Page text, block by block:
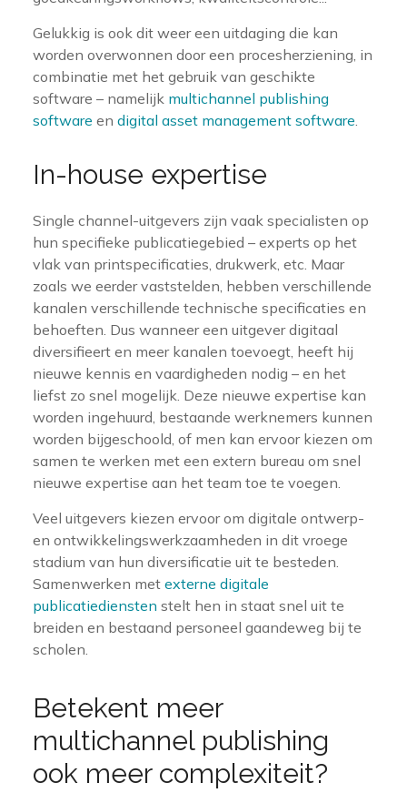
Gelukkig is ook dit weer een uitdaging die kan
worden overwonnen door een procesherziening, in
combinatie met het gebruik van geschikte
software – namelijk multichannel publishing
software en digital asset management software
In-house expertise
Single channel-uitgevers zijn vaak specialisten op
hun specifieke publicatiegebied – experts op het
vlak van printspecificaties, drukwerk, etc. Maar
zoals we eerder vaststelden, hebben verschillende
kanalen verschillende technische specificaties en
behoeften. Dus wanneer een uitgever digitaal
diversifieert en meer kanalen toevoegt, heeft hij
nieuwe kennis en vaardigheden nodig – en het
liefst zo snel mogelijk. Deze nieuwe expertise kan
worden ingehuurd, bestaande werknemers kunnen
worden bijgeschoold, of men kan ervoor kiezen om
samen te werken met een extern bureau om snel
nieuwe expertise aan het team toe te voegen.
Veel uitgevers kiezen ervoor om digitale ontwerp-
en ontwikkelingswerkzaamheden in dit vroege
stadium van hun diversificatie uit te besteden.
Samenwerken met externe digitale
publicatiediensten stelt hen in staat snel uit te
breiden en bestaand personeel gaandeweg bij te
scholen.
Betekent meer
multichannel publishing
ook meer complexiteit?